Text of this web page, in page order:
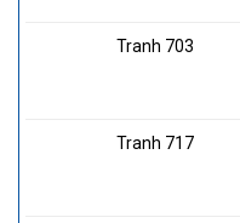
Tranh 703
Tranh 717